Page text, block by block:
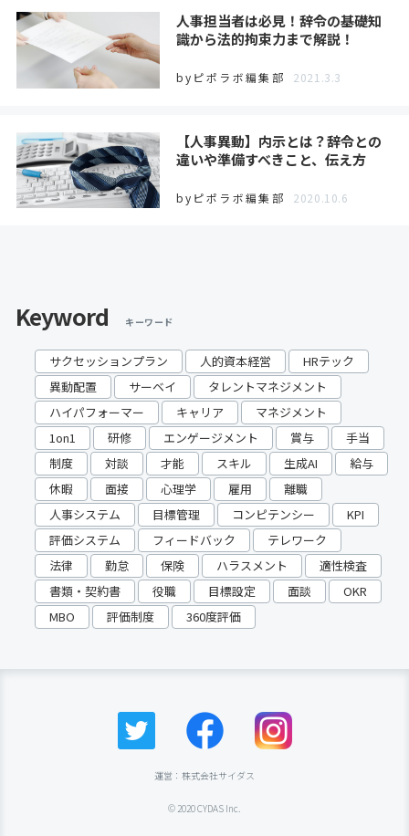
人事担当者は必見！辞令の基礎知
識から法的拘束力まで解説！
byピポラボ編集部 2021.3.3
【人事異動】内示とは？辞令との
違いや準備すべきこと、伝え方
byピポラボ編集部 2020.10.6
Keyword キーワード
サクセッションプラン 人的資本経営
HRテック
異動配置
サーベイ
タレントマネジメント
ハイパフォーマー
キャリア
マネジメント
1on1
研修 エンゲージメント 賞与
手当
制度
対談 才能 スキル 生成AI
給与
休暇
面接 心理学 雇用
離職
人事システム
目標管理 コンピテンシー
KPI
評価システム
フィードバック
テレワーク
法律
勤怠 保険 ハラスメント
適性検査
書類・契約書
役職 目標設定 面談
OKR
MBO
評価制度 360度評価
運営：株式会社サイダス
© 2020 CYDAS Inc.